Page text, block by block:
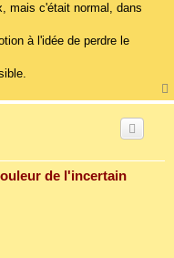
mais c'était normal, dans
à l'idée de perdre le
de l'incertain